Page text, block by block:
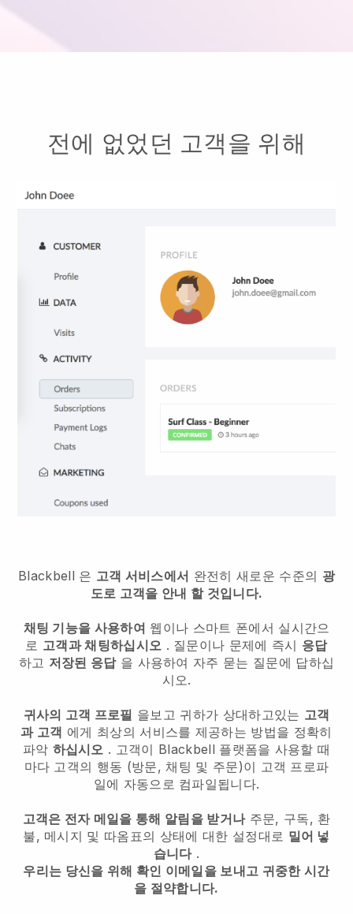
전에 없었던 고객을 위해
Blackbell 은 고객 서비스에서 완전히 새로운 수준의 광
도로 고객을 안내 할 것입니다.
채팅 기능을 사용하여 웹이나 스마트 폰에서 실시간으
로 고객과 채팅하십시오 . 질문이나 문제에 즉시 응답
하고 저장된 응답을 사용하여 자주 묻는 질문에 답하십
시오.
귀사의 고객 프로필 을보고 귀하가 상대하고있는 고객
과 고객 에게 최상의 서비스를 제공하는 방법을 정확히
파악 하십시오 . 고객이 Blackbell 플랫폼을 사용할 때
마다 고객의 행동 (방문, 채팅 및 주문)이 고객 프로파
일에 자동으로 컴파일됩니다.
고객은 전자 메일을 통해 알림을 받거나주문, 구독, 환
불, 메시지 및 따옴표의 상태에 대한 설정대로 밀어 넣
습니다.
우리는 당신을 위해 확인 이메일을 보내고 귀중한 시간
을 절약합니다.